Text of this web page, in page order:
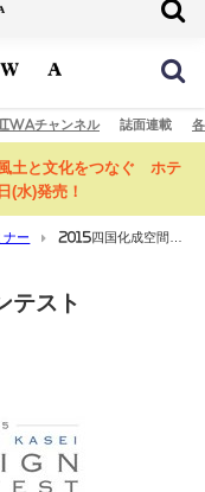
チャンネル 誌面連載
と文化をつなぐ ホテ
水)発売！
ナー
2015四国化成空間デ
テスト